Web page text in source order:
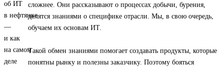
сложнее. Они рассказывают о процессах добычи, бурения,
делятся знаниями о специфике отрасли. Мы, в свою очередь,
обучаем их основам ИТ.
Такой обмен знаниями помогает создавать продукты, которые
понятны рынку и полезны заказчику. Поэтому бояться